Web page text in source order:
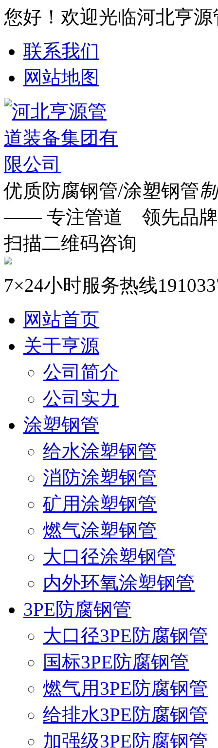
您好！欢迎光临河北亨
联系我们
网站地图
优质防腐钢管/涂塑钢管
—— 专注管道 领先品
扫描二维码咨询
7×24小时服务热线
网站首页
关于亨源
公司简介
公司实力
涂塑钢管
给水涂塑钢管
消防涂塑钢管
矿用涂塑钢管
燃气涂塑钢管
大口径涂塑钢管
内外环氧涂塑钢管
3PE防腐钢管
大口径3PE防腐钢管
国标3PE防腐钢管
燃气用3PE防腐钢管
给排水3PE防腐钢管
加强级3PE防腐钢管